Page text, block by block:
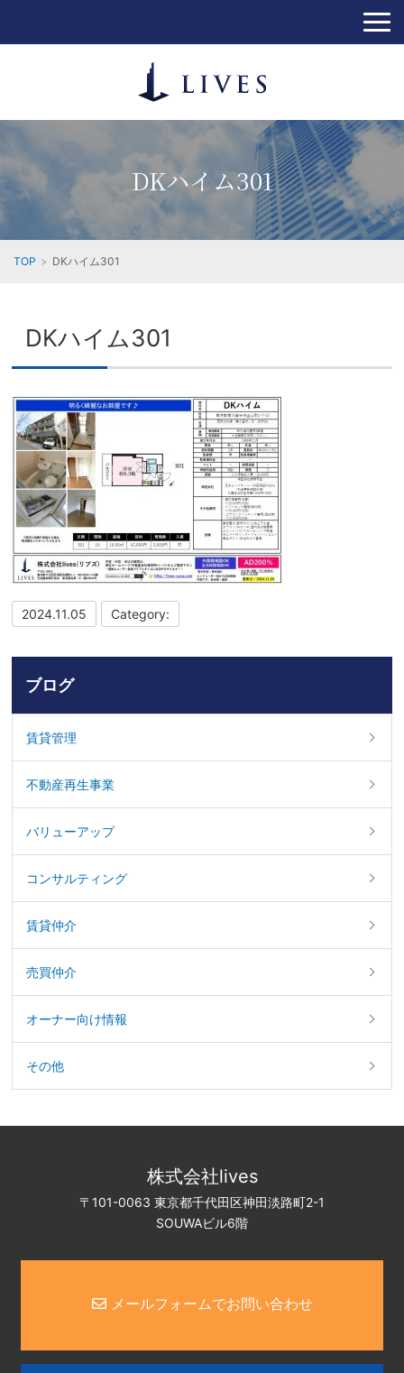
DKハイム301
TOP DKハイム301
DKハイム301
2024.11.05 Category:
ブログ
賃貸管理
不動産再生事業
バリューアップ
コンサルティング
賃貸仲介
売買仲介
オーナー向け情報
その他
株式会社lives
〒101-0063 東京都千代田区神田淡路町2-1
SOUWAビル6階
メールフォームでお問い合わせ